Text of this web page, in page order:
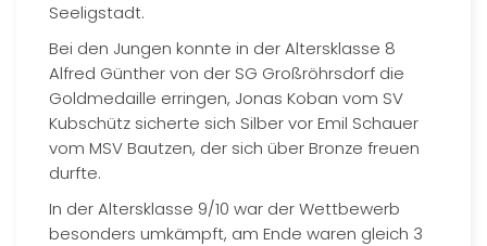
Seeligstadt.
Bei den Jungen konnte in der Altersklasse 8
Alfred Günther von der SG Großröhrsdorf die
Goldmedaille erringen, Jonas Koban vom SV
Kubschütz sicherte sich Silber vor Emil Schauer
vom MSV Bautzen, der sich über Bronze freuen
durfte.
In der Altersklasse 9/10 war der Wettbewerb
besonders umkämpft, am Ende waren gleich 3